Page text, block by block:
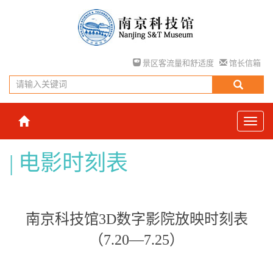
景区客流量和舒适度 馆长信箱
电影时刻表
南京科技馆3D数字影院放映时刻表
（7.20—7.25）